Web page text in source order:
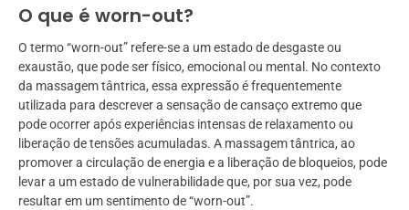
O que é worn-out?
O termo “worn-out” refere-se a um estado de desgaste ou
exaustão, que pode ser físico, emocional ou mental. No contexto
da massagem tântrica, essa expressão é frequentemente
utilizada para descrever a sensação de cansaço extremo que
pode ocorrer após experiências intensas de relaxamento ou
liberação de tensões acumuladas. A massagem tântrica, ao
promover a circulação de energia e a liberação de bloqueios, pode
levar a um estado de vulnerabilidade que, por sua vez, pode
resultar em um sentimento de “worn-out”.